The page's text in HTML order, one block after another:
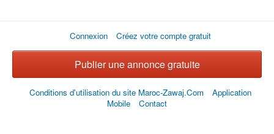
Connexion Créez votre compte gratuit
Publier une annonce gratuite
Conditions d'utilisation du site Maroc-Zawaj.Com
Application
Mobile
Contact